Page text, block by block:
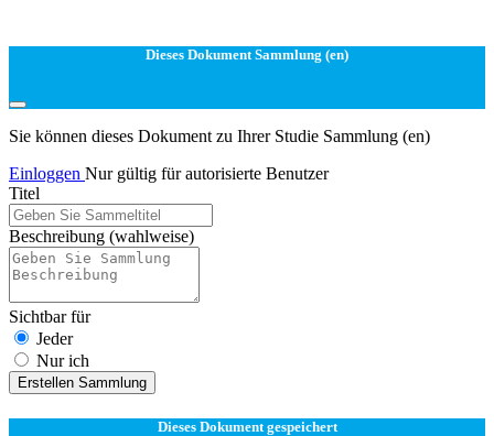
Dieses Dokument Sammlung (en)
Sie können dieses Dokument zu Ihrer Studie Sammlung (en)
Einloggen Nur gültig für autorisierte Benutzer
Titel
Beschreibung (wahlweise)
Sichtbar für
Jeder
Nur ich
Erstellen Sammlung
Dieses Dokument gespeichert